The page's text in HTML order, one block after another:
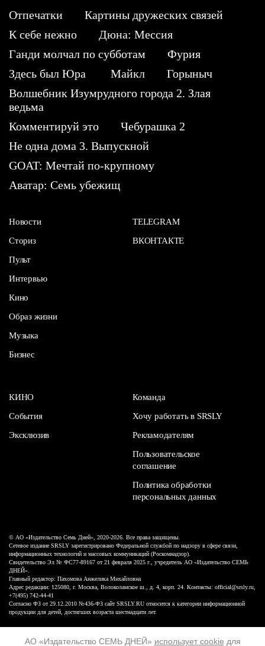
АО «Издательство СЕМЬ ДНЕЙ» использует cookie для
Отпечатки
Картины дружеских связей
К себе нежно
Дюна: Мессия
Ганди молчал по субботам
Фурия
Здесь был Юра
Майкл
Горыныч
Волшебник Изумрудного города 2. Злая
ведьма
Комментируй это
Чебурашка 2
Не одна дома 3. Выпускной
GOAT: Мечтай по-крупному
Аватар: Семь убежищ
Новости
Сториз
Пульт
Интервью
Кино
Образ жизни
Музыка
Бизнес
TELEGRAM
ВКОНТАКТЕ
КИНО
События
Эксклюзив
Команда
Хочу работать в SRSLY
Рекламодателям
Пользовательское
соглашение
Политика обработки
персональных данных
© АО «Издательство Семь Дней», 2020-2026. Все права защищены.
Сетевое издание SRSLY зарегистрировано Федеральной службой по надзору в сфере связи,
информационных технологий и массовых коммуникаций (Роскомнадзор).
Свидетельство Эл № ФС77-89167 от 21 февраля 2025 г., учредитель АО «Издательство СЕМЬ
ДНЕЙ».
Главный редактор: Пахомова Анжелика Михайловна
Адрес редакции: 125080, г. Москва, Волоколамское ш., д. 4, корп. 24. Контакты: official@srsly.ru,
+7(495) 742-44-41
Согласно ФЗ от 29.12.2010 №436-ФЗ сайт SRSLY.RU относится к категории информационной
продукции для детей, достигших возраста шестнадцати лет.